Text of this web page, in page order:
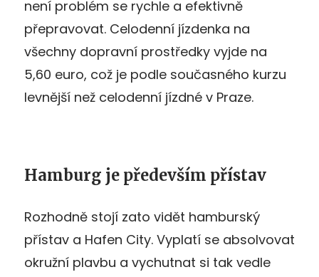
není problém se rychle a efektivně
přepravovat. Celodenní jízdenka na
všechny dopravní prostředky vyjde na
5,60 euro, což je podle současného kurzu
levnější než celodenní jízdné v Praze.
Hamburg je především přístav
Rozhodně stojí zato vidět hamburský
přístav a Hafen City. Vyplatí se absolvovat
okružní plavbu a vychutnat si tak vedle